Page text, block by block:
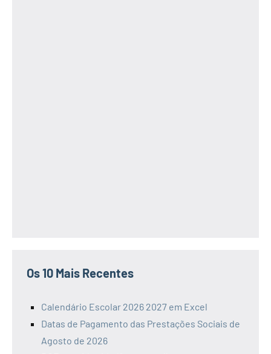
Os 10 Mais Recentes
Calendário Escolar 2026 2027 em Excel
Datas de Pagamento das Prestações Sociais de
Agosto de 2026